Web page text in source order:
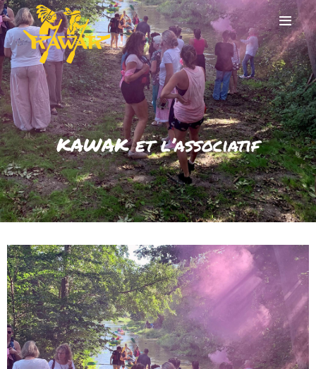
KAWAK et l’associatif
DESCENTE EN KAYAK
AVEZ-VOUS BESOIN
DE LA NAVETTE ?
EXPÉRIENCE DU
PADDLE
TARIFS
LA RÉGION
BLOG
CONTACT
RÉSERVER !